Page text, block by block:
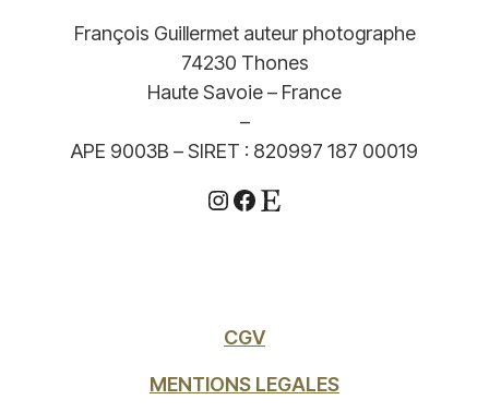
François Guillermet auteur photographe
74230 Thones
Haute Savoie – France
–
APE 9003B – SIRET : 820997 187 00019
Instagram
Facebook
Etsy
CGV
MENTIONS LEGALES